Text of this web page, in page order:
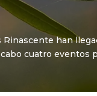
han
cuatro